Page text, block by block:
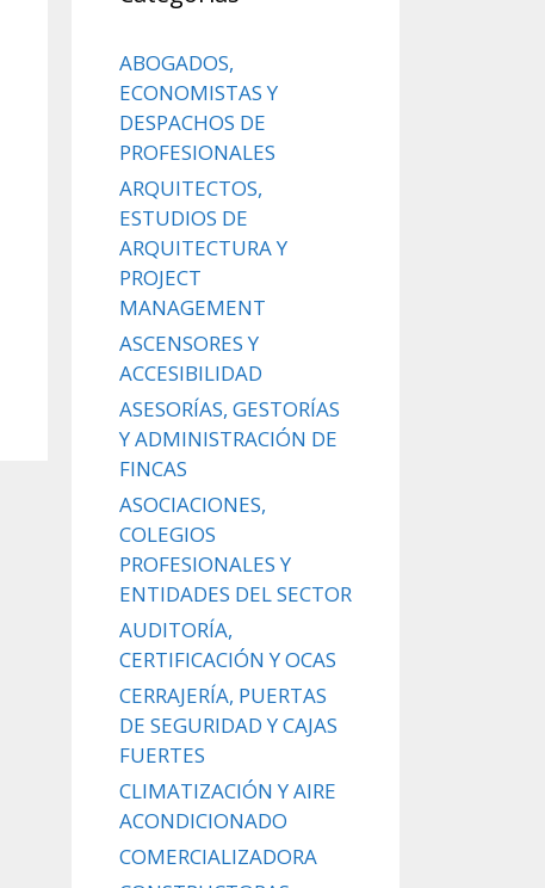
ABOGADOS,
ECONOMISTAS Y
DESPACHOS DE
PROFESIONALES
ARQUITECTOS,
ESTUDIOS DE
ARQUITECTURA Y
PROJECT
MANAGEMENT
ASCENSORES Y
ACCESIBILIDAD
ASESORÍAS, GESTORÍAS
Y ADMINISTRACIÓN DE
FINCAS
ASOCIACIONES,
COLEGIOS
PROFESIONALES Y
ENTIDADES DEL SECTOR
AUDITORÍA,
CERTIFICACIÓN Y OCAS
CERRAJERÍA, PUERTAS
DE SEGURIDAD Y CAJAS
FUERTES
CLIMATIZACIÓN Y AIRE
ACONDICIONADO
COMERCIALIZADORA